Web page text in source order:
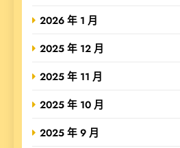
2026 年 1 月
2025 年 12 月
2025 年 11 月
2025 年 10 月
2025 年 9 月